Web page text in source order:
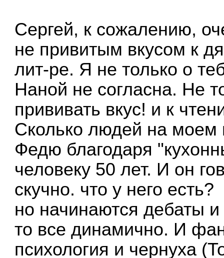
Сергей, к сожалению,
не привитым вкусом к
лит-ре. Я не только о
Наной не согласна. Не
прививать вкус! и к
Сколько людей на моем
Федю благодаря
человеку 50 лет. И он
скучно. что у него есть?
но начинаются дебаты
то все динамично. И
психология и чернуха